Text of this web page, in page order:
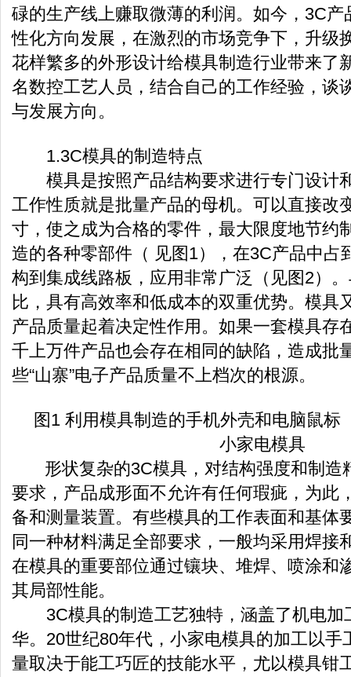
碌的生产线上赚取微薄的利润。如今，3C产
性化方向发展，在激烈的市场竞争下，升级
花样繁多的外形设计给模具制造行业带来了
名数控工艺人员，结合自己的工作经验，谈
与发展方向。
1.3C模具的制造特点
模具是按照产品结构要求进行专门设计
工作性质就是批量产品的母机。可以直接改
寸，使之成为合格的零件，最大限度地节约
造的各种零部件（ 见图1），在3C产品中占
构到集成线路板，应用非常广泛（见图2）
比，具有高效率和低成本的双重优势。模具
产品质量起着决定性作用。如果一套模具存
千上万件产品也会存在相同的缺陷，造成批
些“山寨”电子产品质量不上档次的根源。
图1 利用模具制造的手机外壳和电
小家电模具
形状复杂的3C模具，对结构强度和制造
要求，产品成形面不允许有任何瑕疵，为此
备和测量装置。有些模具的工作表面和基体
同一种材料满足全部要求，一般均采用焊接
在模具的重要部位通过镶块、堆焊、喷涂和
其局部性能。
3C模具的制造工艺独特，涵盖了机电加
华。20世纪80年代，小家电模具的加工以手
量取决于能工巧匠的技能水平，尤以模具钳